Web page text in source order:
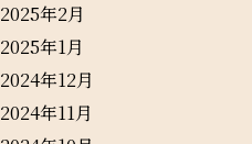
2025年2月
2025年1月
2024年12月
2024年11月